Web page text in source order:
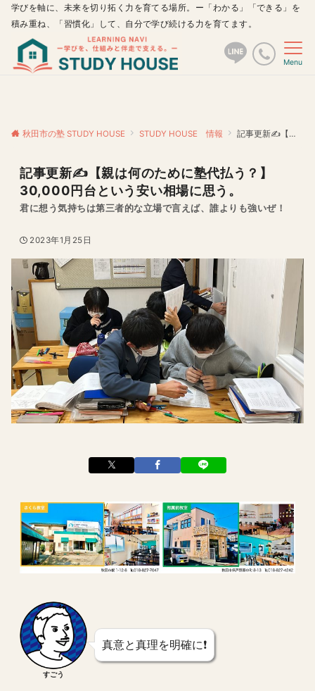
学びを軸に、未来を切り拓く力を育てる場所。ー「わかる」「できる」を
積み重ね、「習慣化」して、自分で学び続ける力を育てます。
Menu
秋田市の塾 STUDY HOUSE STUDY HOUSE 情報 記事更新✍️【親は何のために塾代払う？】30,000円台という安い相場に思う。
記事更新✍️【親は何のために塾代払う？】
30,000円台という安い相場に思う。
君に想う気持ちは第三者的な立場で言えば、誰よりも強いぜ！
2023年1月25日
すごう
真意と真理を明確に❗️